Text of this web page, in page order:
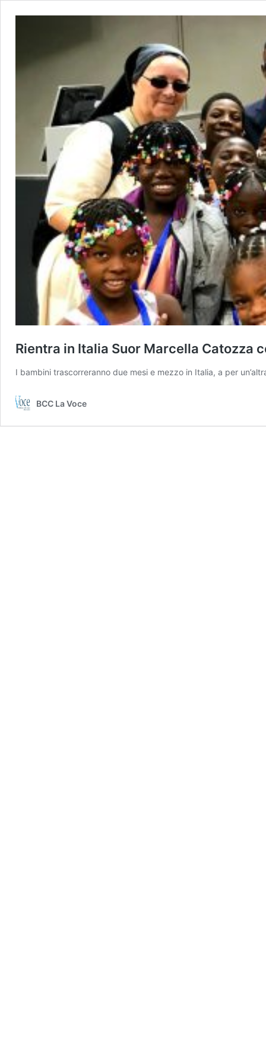
Rientra in Italia Suor Marcella Catozza
I bambini trascorreranno due mesi e mezzo in Italia, a per
BCC La Voce